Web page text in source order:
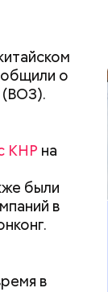
о
(ВОЗ).
КНР на
были
в
в
Киев
из
не
ее
сих
тысяч
при
нужны